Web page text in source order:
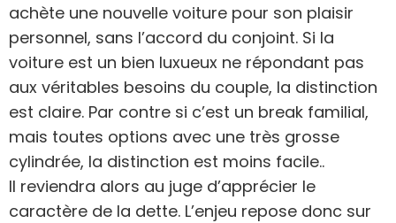
achète une nouvelle voiture pour son plaisir
personnel, sans l’accord du conjoint. Si la
voiture est un bien luxueux ne répondant pas
aux véritables besoins du couple, la distinction
est claire. Par contre si c’est un break familial,
mais toutes options avec une très grosse
cylindrée, la distinction est moins facile..
Il reviendra alors au juge d’apprécier le
caractère de la dette. L’enjeu repose donc sur